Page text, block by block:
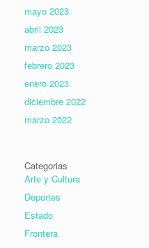
mayo 2023
abril 2023
marzo 2023
febrero 2023
enero 2023
diciembre 2022
marzo 2022
Categorias
Arte y Cultura
Deportes
Estado
Frontera